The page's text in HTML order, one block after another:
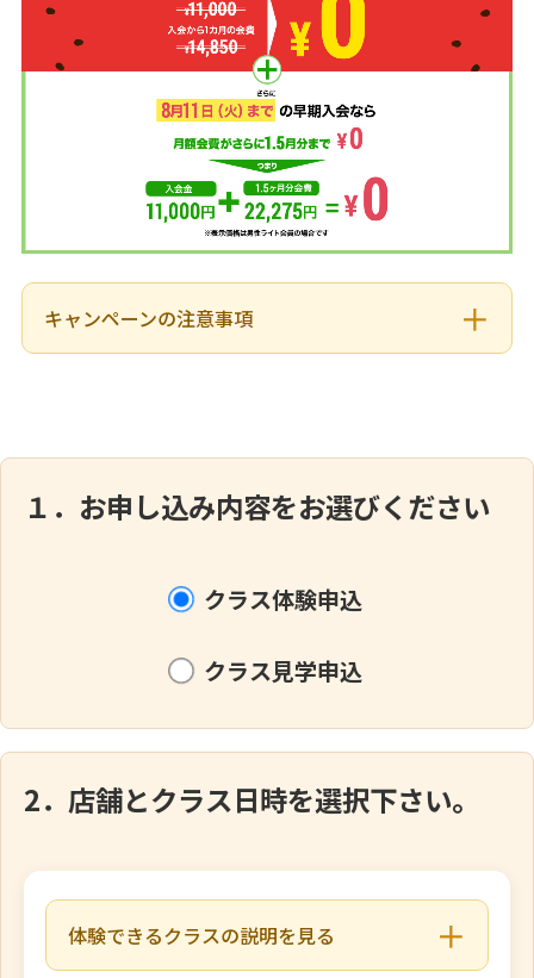
キャンペーンの注意事項
１．お申し込み内容をお選びください
クラス体験申込
クラス見学申込
2．店舗とクラス日時を選択下さい。
体験できるクラスの説明を見る ＋